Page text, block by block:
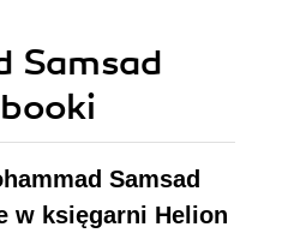
Samsad
Samsad
w księgarni Helion